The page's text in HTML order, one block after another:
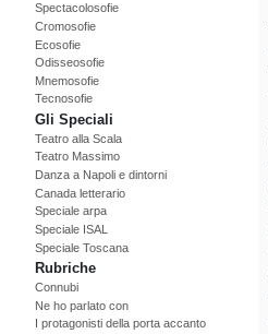
Spectacolosofie
Cromosofie
Ecosofie
Odisseosofie
Mnemosofie
Tecnosofie
Gli Speciali
Teatro alla Scala
Teatro Massimo
Danza a Napoli e dintorni
Canada letterario
Speciale arpa
Speciale ISAL
Speciale Toscana
Rubriche
Connubi
Ne ho parlato con
I protagonisti della porta accanto